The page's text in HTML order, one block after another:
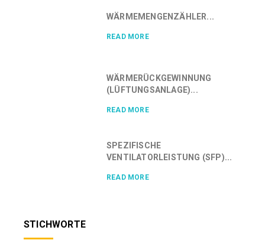
WÄRMEMENGENZÄHLER...
READ MORE
WÄRMERÜCKGEWINNUNG
(LÜFTUNGSANLAGE)...
READ MORE
SPEZIFISCHE
VENTILATORLEISTUNG (SFP)...
READ MORE
STICHWORTE